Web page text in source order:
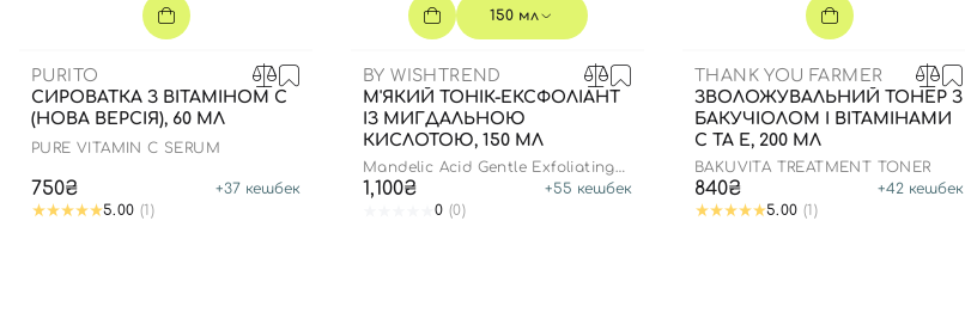
PURITO
СИРОВАТКА З ВІТАМІНОМ С
(НОВА ВЕРСІЯ), 60 МЛ
PURE VITAMIN C SERUM
750₴ +37 кешбек
5.00 (1)
150 мл
BY WISHTREND
М'ЯКИЙ ТОНІК-ЕКСФОЛІАНТ
ІЗ МИГДАЛЬНОЮ
КИСЛОТОЮ, 150 МЛ
Mandelic Acid Gentle Exfoliating
Toner
1,100₴ +55 кешбек
0 (0)
THANK YOU FARMER
ЗВОЛОЖУВАЛЬНИЙ ТОНЕР З
БАКУЧІОЛОМ І ВІТАМІНАМИ
C ТА E, 200 МЛ
BAKUVITA TREATMENT TONER
840₴ +42 кешбек
5.00 (1)
Вхід
Номер телефону